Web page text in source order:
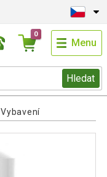
Hledat
0
Menu
Vybavení